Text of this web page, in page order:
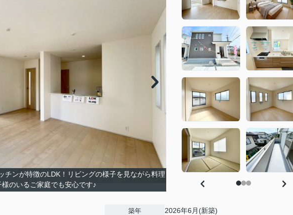
チンが特徴のLDK！リビングの様子を見ながら料理
のいるご家庭でも安心です♪
築年 2026年6月(新築)